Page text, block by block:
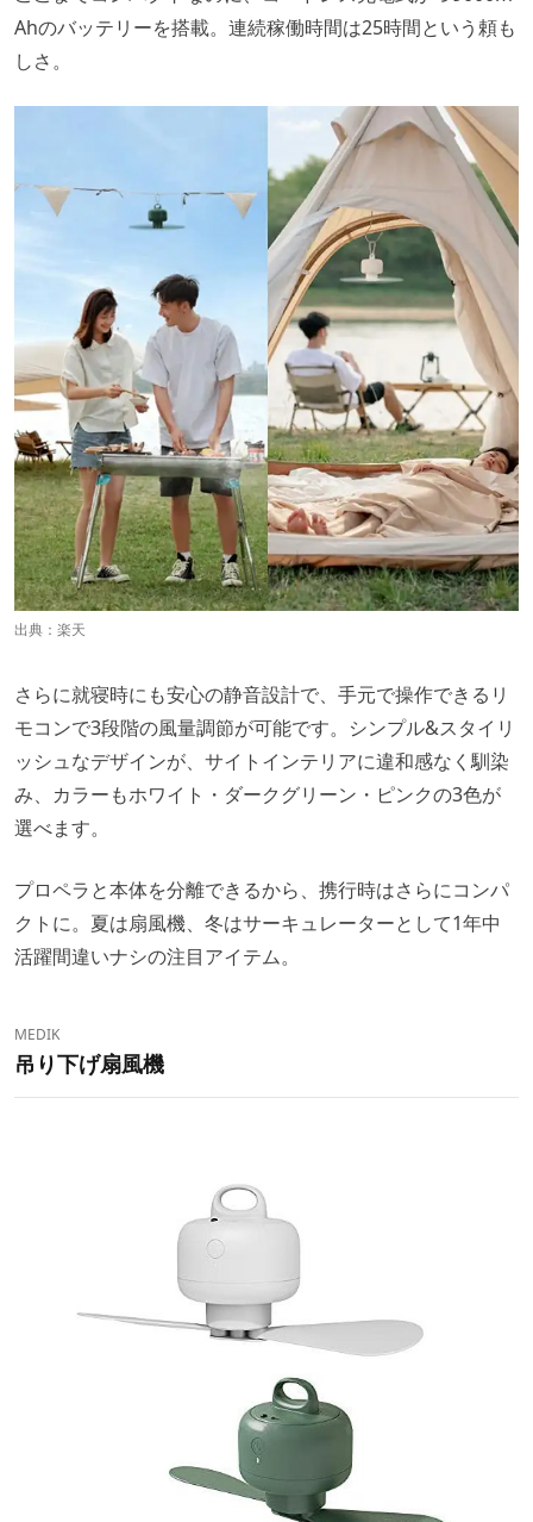
Ahのバッテリーを搭載。連続稼働時間は25時間という頼も
しさ。
出典： 楽天
さらに就寝時にも安心の静音設計で、手元で操作できるリ
モコンで3段階の風量調節が可能です。シンプル&スタイリ
ッシュなデザインが、サイトインテリアに違和感なく馴染
み、カラーもホワイト・ダークグリーン・ピンクの3色が
選べます。
プロペラと本体を分離できるから、携行時はさらにコンパ
クトに。夏は扇風機、冬はサーキュレーターとして1年中
活躍間違いナシの注目アイテム。
MEDIK
吊り下げ扇風機